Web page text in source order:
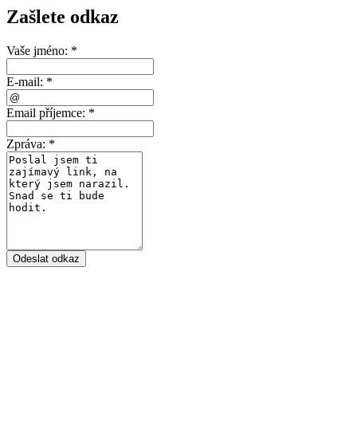
Zašlete odkaz
Vaše jméno: *
E-mail: *
Email příjemce: *
Zpráva: *